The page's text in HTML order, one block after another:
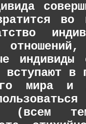
индивиды
в
мира и
(всем